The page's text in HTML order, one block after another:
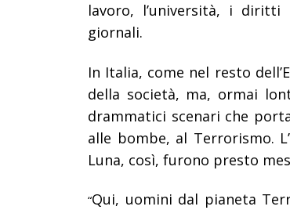
lavoro, l’università, i
giornali.
In Italia, come nel resto
della società, ma, ormai
drammatici scenari che
alle bombe, al Terrorismo.
Luna, così, furono presto
“Qui, uomini dal pianeta